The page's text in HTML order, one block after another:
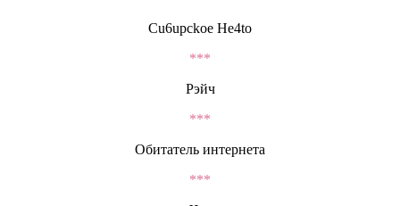
Cu6upckoe He4to
***
Рэйч
***
Обитатель интернета
***